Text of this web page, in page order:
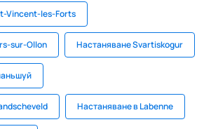
Vincent-les-Forts
sur-Ollon Настаняване Svartiskogur
Настаняване в Labenne